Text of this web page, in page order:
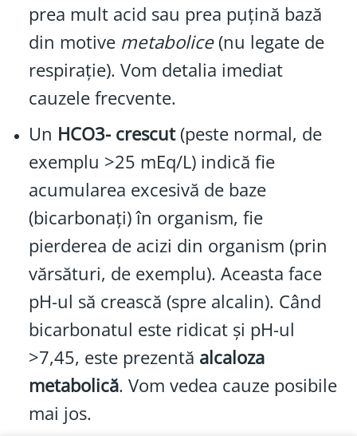
prea mult acid sau prea puțină bază
din motive metabolice(nu legate de
respirație). Vom detalia imediat
cauzele frecvente.
Un HCO3- crescut(peste normal, de
exemplu >25 mEq/L) indică fie
acumularea excesivă de baze
(bicarbonați) în organism, fie
pierderea de acizi din organism (prin
vărsături, de exemplu). Aceasta face
pH-ul să crească (spre alcalin). Când
bicarbonatul este ridicat și pH-ul
>7,45, este prezentă alcaloza
metabolică. Vom vedea cauze posibile
mai jos.